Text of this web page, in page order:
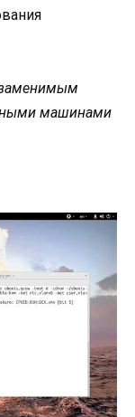
машинами